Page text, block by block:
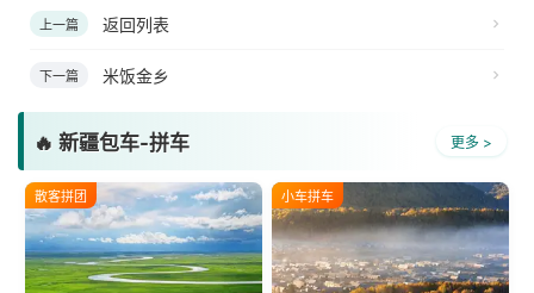
上一篇 返回列表
下一篇 米饭金乡
🔥 新疆包车-拼车 更多 >
散客拼团 小车拼车